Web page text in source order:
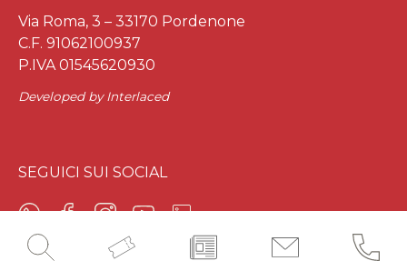
Via Roma, 3 – 33170 Pordenone
C.F. 91062100937
P.IVA 01545620930
Developed by Interlaced
SEGUICI SUI SOCIAL